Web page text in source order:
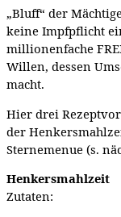
„Bluff“ der
keine Impfpflicht
millionenfache
Willen, dessen
macht.
Hier drei
der
Sternemenue (s.
Henkersmahlzeit
Zutaten: